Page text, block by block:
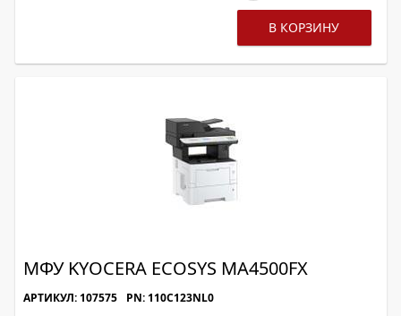
В КОРЗИНУ
МФУ KYOCERA ECOSYS MA4500FX
АРТИКУЛ: 107575 PN: 110C123NL0